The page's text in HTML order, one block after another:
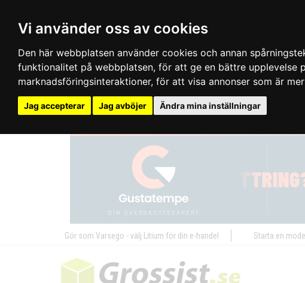
Vi använder oss av cookies
Den här webbplatsen använder cookies och annan
funktionalitet på webbplatsen, för att ge en bättre upplevelse
marknadsföringsinteraktioner, för att visa annonser som är
Jag accepterar Jag avböjer Ändra mina inställningar
Gör som Varsego - välj Litium för din e-handel Starta en